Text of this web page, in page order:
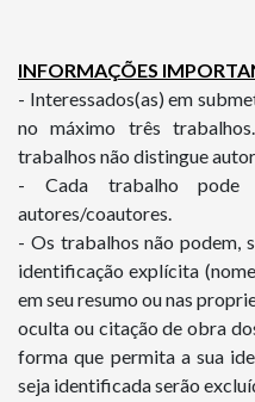
INFORMAÇÕES
- Interessados(as) em
no máximo três
trabalhos não distingue
- Cada trabalho
autores/coautores.
- Os trabalhos não podem,
identificação explícita
em seu resumo ou nas
oculta ou citação de obra
forma que permita a sua
seja identificada serão